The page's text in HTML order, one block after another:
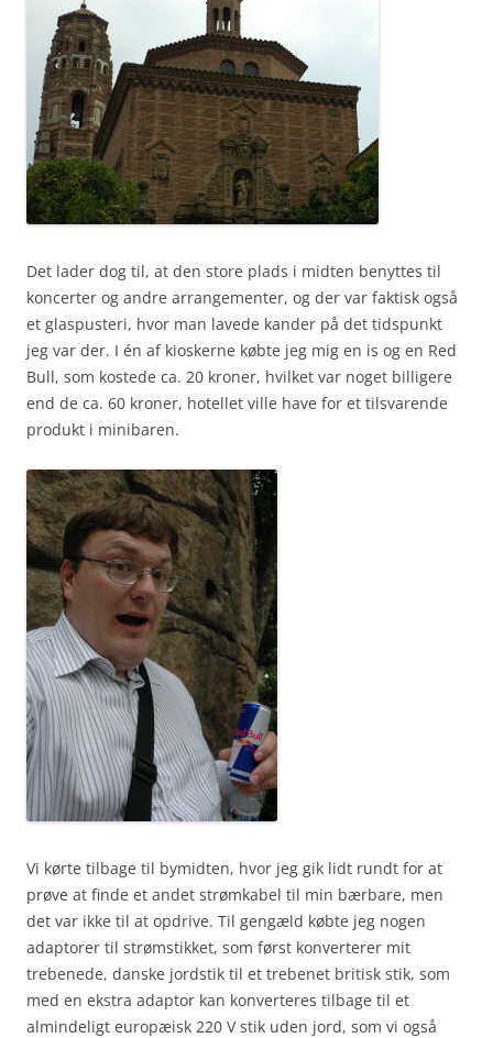
Det lader dog til, at den store plads i midten benyttes til
koncerter og andre arrangementer, og der var faktisk også
et glaspusteri, hvor man lavede kander på det tidspunkt
jeg var der. I én af kioskerne købte jeg mig en is og en Red
Bull, som kostede ca. 20 kroner, hvilket var noget billigere
end de ca. 60 kroner, hotellet ville have for et tilsvarende
produkt i minibaren.
Vi kørte tilbage til bymidten, hvor jeg gik lidt rundt for at
prøve at finde et andet strømkabel til min bærbare, men
det var ikke til at opdrive. Til gengæld købte jeg nogen
adaptorer til strømstikket, som først konverterer mit
trebenede, danske jordstik til et trebenet britisk stik, som
med en ekstra adaptor kan konverteres tilbage til et
almindeligt europæisk 220 V stik uden jord, som vi også